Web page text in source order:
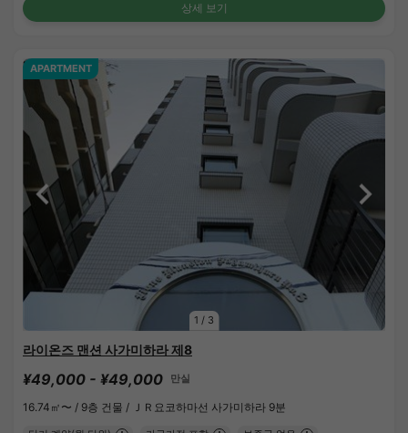
상세 보기
1 / 3
APARTMENT
라이온즈 맨션 사가미하라 제8
¥49,000 - ¥49,000 만실
16.74㎡〜 / 9층 건물 / ＪＲ요코하마선 사가미하라 9분